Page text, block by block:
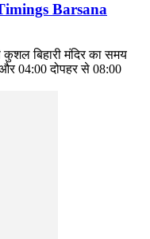
Barsana
कुशल बिहारी मंदिर का समय
04:00 दोपहर से 08:00